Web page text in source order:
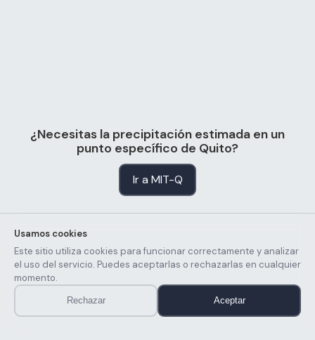
¿Necesitas la precipitación estimada en un
punto específico de Quito?
Ir a MIT-Q
Usamos cookies
Este sitio utiliza cookies para funcionar correctamente y analizar
el uso del servicio. Puedes aceptarlas o rechazarlas en cualquier
momento.
Rechazar Aceptar